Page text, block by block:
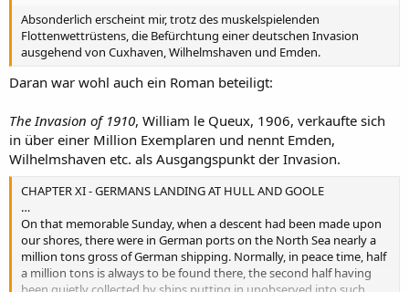
Absonderlich erscheint mir, trotz des muskelspielenden
Flottenwettrüstens, die Befürchtung einer deutschen Invasion
ausgehend von Cuxhaven, Wilhelmshaven und Emden.
Daran war wohl auch ein Roman beteiligt:
The Invasion of 1910, William le Queux, 1906, verkaufte sich
in über einer Million Exemplaren und nennt Emden,
Wilhelmshaven etc. als Ausgangspunkt der Invasion.
CHAPTER XI - GERMANS LANDING AT HULL AND GOOLE
…
On that memorable Sunday, when a descent had been made upon
our shores, there were in German ports on the North Sea nearly a
million tons gross of German shipping. Normally, in peace time, half
a million tons is always to be found there, the second half having